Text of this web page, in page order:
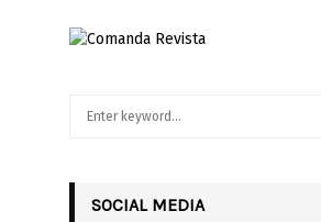
SOCIAL MEDIA